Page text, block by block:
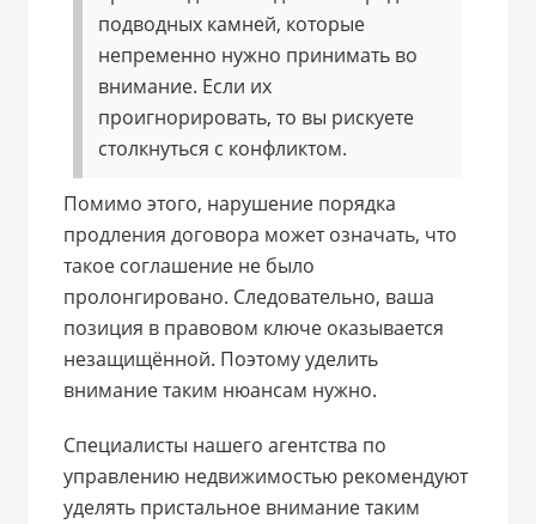
подводных камней, которые
непременно нужно принимать во
внимание. Если их
проигнорировать, то вы рискуете
столкнуться с конфликтом.
Помимо этого, нарушение порядка
продления договора может означать, что
такое соглашение не было
пролонгировано. Следовательно, ваша
позиция в правовом ключе оказывается
незащищённой. Поэтому уделить
внимание таким нюансам нужно.
Специалисты нашего агентства по
управлению недвижимостью рекомендуют
уделять пристальное внимание таким